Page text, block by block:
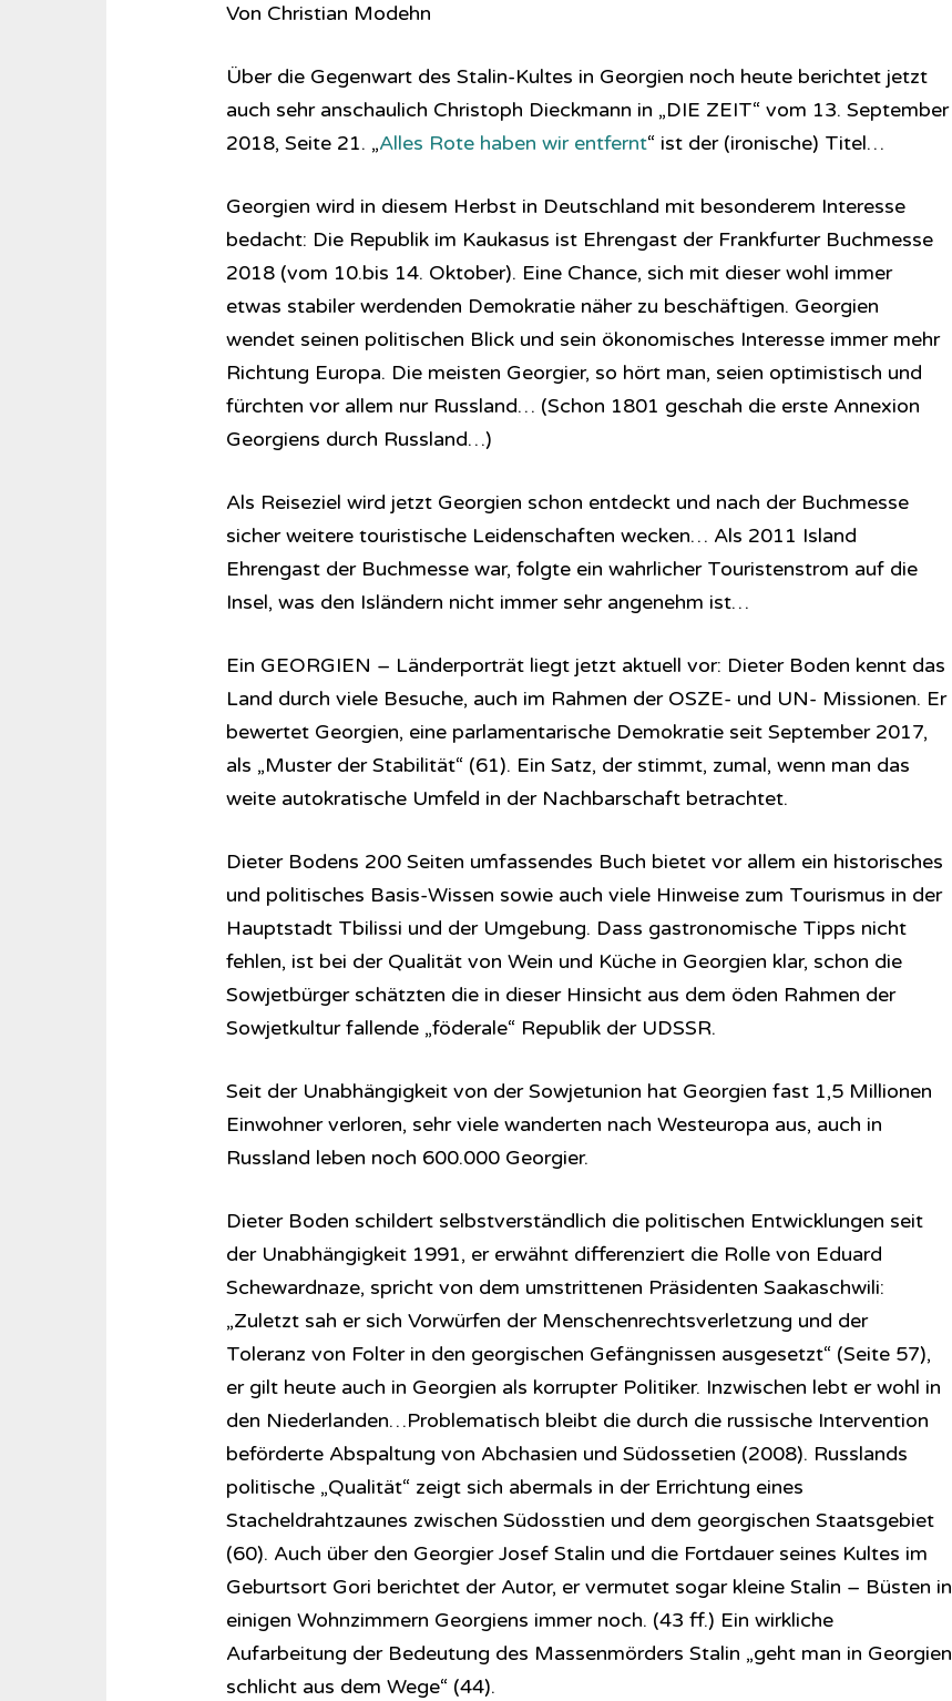
Von Christian Modehn
Über die Gegenwart des Stalin-Kultes in Georgien noch heute berichtet jetzt
auch sehr anschaulich Christoph Dieckmann in „DIE ZEIT“ vom 13. September
2018, Seite 21. „Alles Rote haben wir entfernt“ ist der (ironische) Titel…
Georgien wird in diesem Herbst in Deutschland mit besonderem Interesse
bedacht: Die Republik im Kaukasus ist Ehrengast der Frankfurter Buchmesse
2018 (vom 10.bis 14. Oktober). Eine Chance, sich mit dieser wohl immer
etwas stabiler werdenden Demokratie näher zu beschäftigen. Georgien
wendet seinen politischen Blick und sein ökonomisches Interesse immer mehr
Richtung Europa. Die meisten Georgier, so hört man, seien optimistisch und
fürchten vor allem nur Russland… (Schon 1801 geschah die erste Annexion
Georgiens durch Russland…)
Als Reiseziel wird jetzt Georgien schon entdeckt und nach der Buchmesse
sicher weitere touristische Leidenschaften wecken… Als 2011 Island
Ehrengast der Buchmesse war, folgte ein wahrlicher Touristenstrom auf die
Insel, was den Isländern nicht immer sehr angenehm ist…
Ein GEORGIEN – Länderporträt liegt jetzt aktuell vor: Dieter Boden kennt das
Land durch viele Besuche, auch im Rahmen der OSZE- und UN- Missionen. Er
bewertet Georgien, eine parlamentarische Demokratie seit September 2017,
als „Muster der Stabilität“ (61). Ein Satz, der stimmt, zumal, wenn man das
weite autokratische Umfeld in der Nachbarschaft betrachtet.
Dieter Bodens 200 Seiten umfassendes Buch bietet vor allem ein historisches
und politisches Basis-Wissen sowie auch viele Hinweise zum Tourismus in der
Hauptstadt Tbilissi und der Umgebung. Dass gastronomische Tipps nicht
fehlen, ist bei der Qualität von Wein und Küche in Georgien klar, schon die
Sowjetbürger schätzten die in dieser Hinsicht aus dem öden Rahmen der
Sowjetkultur fallende „föderale“ Republik der UDSSR.
Seit der Unabhängigkeit von der Sowjetunion hat Georgien fast 1,5 Millionen
Einwohner verloren, sehr viele wanderten nach Westeuropa aus, auch in
Russland leben noch 600.000 Georgier.
Dieter Boden schildert selbstverständlich die politischen Entwicklungen seit
der Unabhängigkeit 1991, er erwähnt differenziert die Rolle von Eduard
Schewardnaze, spricht von dem umstrittenen Präsidenten Saakaschwili:
„Zuletzt sah er sich Vorwürfen der Menschenrechtsverletzung und der
Toleranz von Folter in den georgischen Gefängnissen ausgesetzt“ (Seite 57),
er gilt heute auch in Georgien als korrupter Politiker. Inzwischen lebt er wohl in
den Niederlanden…Problematisch bleibt die durch die russische Intervention
beförderte Abspaltung von Abchasien und Südossetien (2008). Russlands
politische „Qualität“ zeigt sich abermals in der Errichtung eines
Stacheldrahtzaunes zwischen Südosstien und dem georgischen Staatsgebiet
(60). Auch über den Georgier Josef Stalin und die Fortdauer seines Kultes im
Geburtsort Gori berichtet der Autor, er vermutet sogar kleine Stalin – Büsten in
einigen Wohnzimmern Georgiens immer noch. (43 ff.) Ein wirkliche
Aufarbeitung der Bedeutung des Massenmörders Stalin „geht man in Georgien
schlicht aus dem Wege“ (44).